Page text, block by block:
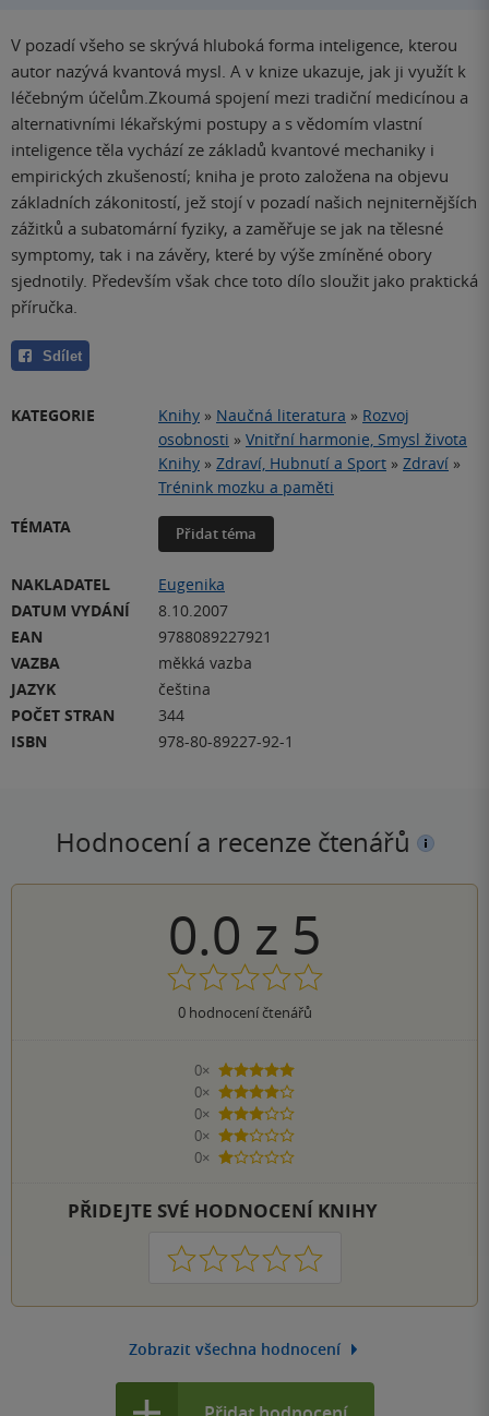
V pozadí všeho se skrývá hluboká forma inteligence, kterou
autor nazývá kvantová mysl. A v knize ukazuje, jak ji využít k
léčebným účelům.Zkoumá spojení mezi tradiční medicínou a
alternativními lékařskými postupy a s vědomím vlastní
inteligence těla vychází ze základů kvantové mechaniky i
empirických zkušeností; kniha je proto založena na objevu
základních zákonitostí, jež stojí v pozadí našich nejniternějších
zážitků a subatomární fyziky, a zaměřuje se jak na tělesné
symptomy, tak i na závěry, které by výše zmíněné obory
sjednotily. Především však chce toto dílo sloužit jako praktická
příručka.
Sdílet
KATEGORIE Knihy » Naučná literatura » Rozvoj
osobnosti » Vnitřní harmonie, Smysl života
Knihy » Zdraví, Hubnutí a Sport » Zdraví »
Trénink mozku a paměti
TÉMATA
Přidat téma
NAKLADATEL
Eugenika
DATUM VYDÁNÍ
8.10.2007
EAN
9788089227921
VAZBA
měkká vazba
JAZYK
čeština
POČET STRAN
344
ISBN
978-80-89227-92-1
Hodnocení a recenze čtenářů
0.0 z 5
0hodnocení čtenářů
0×
5 hvězdiček
0×
4 hvězdičky
0×
3 hvězdičky
0×
2 hvězdičky
0×
1 hvezdička
PŘIDEJTE SVÉ HODNOCENÍ KNIHY
1 2 3 4 5
Zobrazit všechna hodnocení